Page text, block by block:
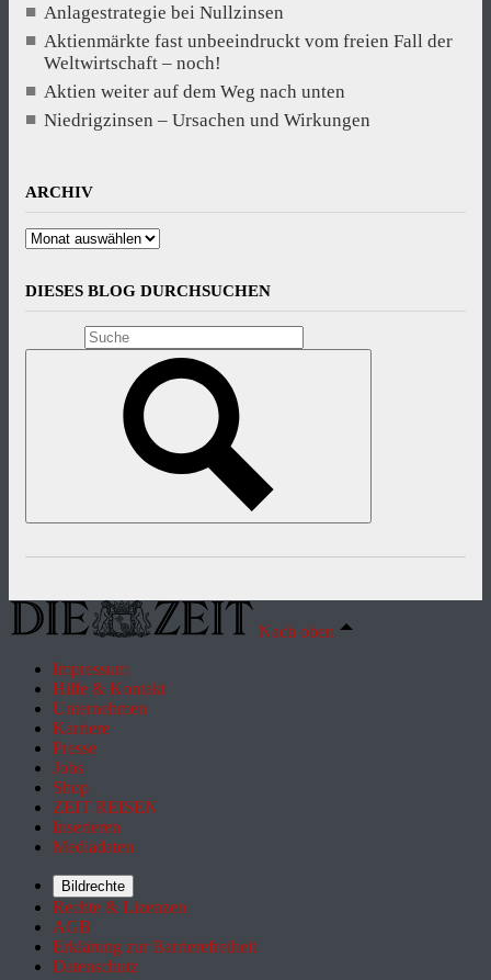
Anlagestrategie bei Nullzinsen
Aktienmärkte fast unbeeindruckt vom freien Fall der
Weltwirtschaft – noch!
Aktien weiter auf dem Weg nach unten
Niedrigzinsen – Ursachen und Wirkungen
ARCHIV
Archiv
DIESES BLOG DURCHSUCHEN
Nach oben
Impressum
Hilfe & Kontakt
Unternehmen
Karriere
Presse
Jobs
Shop
ZEIT REISEN
Inserieren
Mediadaten
Bildrechte
Rechte & Lizenzen
AGB
Erklärung zur Barrierefreiheit
Datenschutz